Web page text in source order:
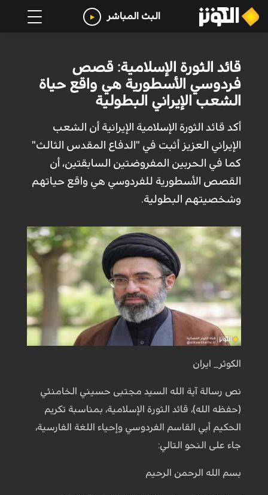
البث المباشر
قائد الثورة الإسلامية: قصص
فردوسي الأسطورية هي واقع حياة
الشعب الإيراني البطولية
أكد قائد الثورة الإسلامية الإيرانية أن الشعب
الإيراني العزيز أثبت في "الدفاع المقدس الثالث"
كما في الحربين المفروضتين السابقتين، أن
القصص الأسطورية للفردوسي هي واقع حياتهم
وشخصيتهم البطولية.
الكوثر_ ايران
نص رسالة آية الله السيد مجتبى حسيني الخامنئي
(حفظه الله)، قائد الثورة الإسلامية، بمناسبة تكريم
الحكيم أبي القاسم الفردوسي وإحياء اللغة الفارسية،
جاء على النحو التالي:
بسم الله الرحمن الرحيم